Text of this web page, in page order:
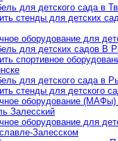
для детского сада в
стенды для детских
оборудование для
для детских садов В
спортивное
для детского сада в
стенды для детского
оборудование (МАФы)
Залесский
оборудование для
Залесском